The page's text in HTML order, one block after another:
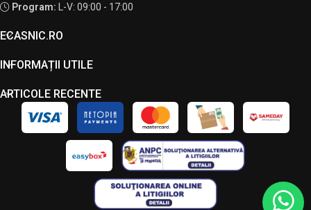
Program:
L-V: 09:00 - 17:00
ECASNIC.RO
INFORMAȚII UTILE
ARTICOLE RECENTE